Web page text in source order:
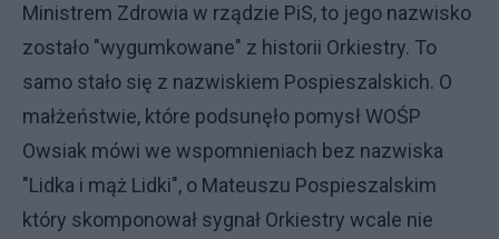
Ministrem Zdrowia w rządzie PiS, to jego nazwisko
zostało "wygumkowane" z historii Orkiestry. To
samo stało się z nazwiskiem Pospieszalskich. O
małżeństwie, które podsunęło pomysł WOŚP
Owsiak mówi we wspomnieniach bez nazwiska
"Lidka i mąż Lidki", o Mateuszu Pospieszalskim
który skomponował sygnał Orkiestry wcale nie